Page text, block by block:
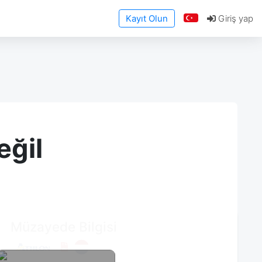
Kayıt Olun Giriş yap